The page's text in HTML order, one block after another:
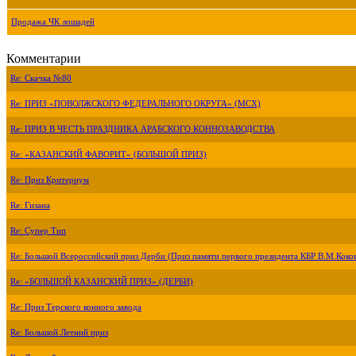
Продажа ЧК лошадей
Комментарии
Re: Скачка №80
Re: ПРИЗ «ПОВОЛЖСКОГО ФЕДЕРАЛЬНОГО ОКРУГА» (МСХ)
Re: ПРИЗ В ЧЕСТЬ ПРАЗДНИКА АРАБСКОГО КОННОЗАВОДСТВА
Re: «КАЗАНСКИЙ ФАВОРИТ» (БОЛЬШОЙ ПРИЗ)
Re: Приз Критериум
Re: Гизана
Re: Супер Тип
Re: Большой Всероссийский приз Дерби (Приз памяти первого президента КБР
Re: «БОЛЬШОЙ КАЗАНСКИЙ ПРИЗ» (ДЕРБИ)
Re: Приз Терского конного завода
Re: Большой Летний приз